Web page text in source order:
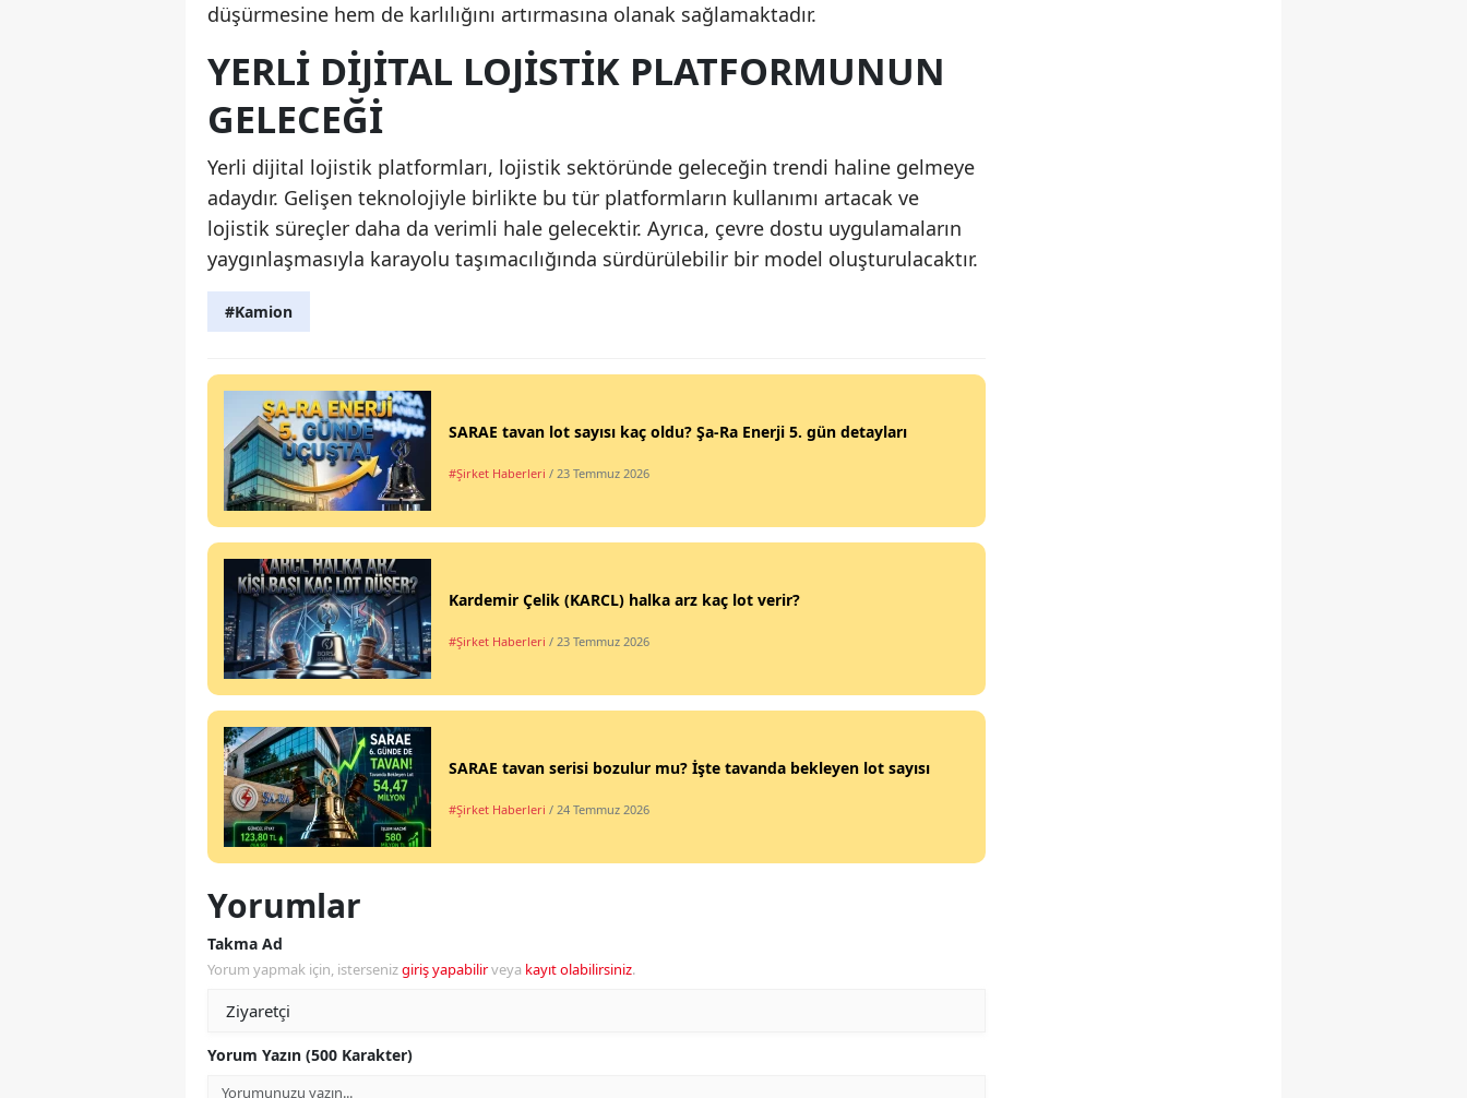
düşürmesine hem de karlılığını artırmasına olanak sağlamaktadır.
YERLI DIJITAL LOJISTIK PLATFORMUNUN
GELECEĞI
Yerli dijital lojistik platformları, lojistik sektöründe geleceğin trendi haline gelmeye
adaydır. Gelişen teknolojiyle birlikte bu tür platformların kullanımı artacak ve
lojistik süreçler daha da verimli hale gelecektir. Ayrıca, çevre dostu uygulamaların
yaygınlaşmasıyla karayolu taşımacılığında sürdürülebilir bir model oluşturulacaktır.
#Kamion
SARAE tavan lot sayısı kaç oldu? Şa-Ra Enerji 5. gün detayları
#Şirket Haberleri / 23 Temmuz 2026
Kardemir Çelik (KARCL) halka arz kaç lot verir?
#Şirket Haberleri / 23 Temmuz 2026
SARAE tavan serisi bozulur mu? İşte tavanda bekleyen lot sayısı
#Şirket Haberleri / 24 Temmuz 2026
Yorumlar
Takma Ad
Yorum yapmak için, istersenizgiriş yapabilirveya kayıt olabilirsiniz.
Yorum Yazın (500 Karakter)